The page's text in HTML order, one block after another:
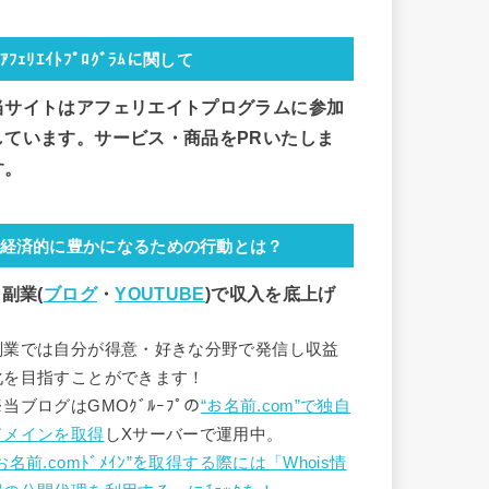
ｱﾌｪﾘｴｲﾄﾌﾟﾛｸﾞﾗﾑに関して
サイトはアフェリエイトプログラムに参加
ています。サービス・商品をPRいたしま
経済的に豊かになるための行動とは？
業(ブログ・YOUTUBE)で収入を底上げ
業では自分が得意・好きな分野で発信し収益
を目指すことができます！
ブログはGMOｸﾞﾙｰﾌﾟの“お名前.com”で独自
メインを取得 しXサーバーで運用中。
名前.comﾄﾞﾒｲﾝ”を取得する際には「Whois情